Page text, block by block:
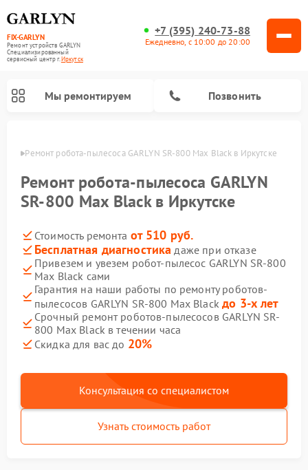
FIX-GARLYN
Ремонт устройств GARLYN
Специализированный
cервисный центр г.Иркутск
+7 (395) 240-73-88
Ежедневно, с 10:00 до 20:00
Мы ремонтируем Позвонить
Ремонт робота-пылесоса GARLYN SR-800 Max Black в Иркутске
Ремонт робота-пылесоса GARLYN
SR-800 Max Black в Иркутске
Стоимость ремонта от 510 руб.
Бесплатная диагностика даже при отказе
Привезем и увезем робот-пылесос GARLYN SR-800
Max Black сами
Гарантия на наши работы по ремонту роботов-
пылесосов GARLYN SR-800 Max Blackдо 3-х лет
Срочный ремонт роботов-пылесосов GARLYN SR-
800 Max Black в течении часа
Скидка для вас до 20%
Консультация со специалистом
Узнать стоимость работ